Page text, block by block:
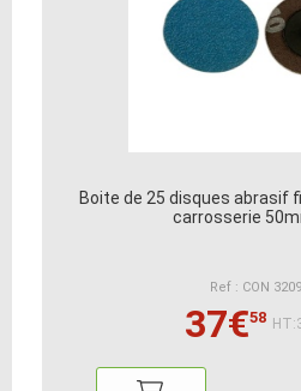
Boite de 25 disques abrasif
carrosserie
Ref : CON
37€58